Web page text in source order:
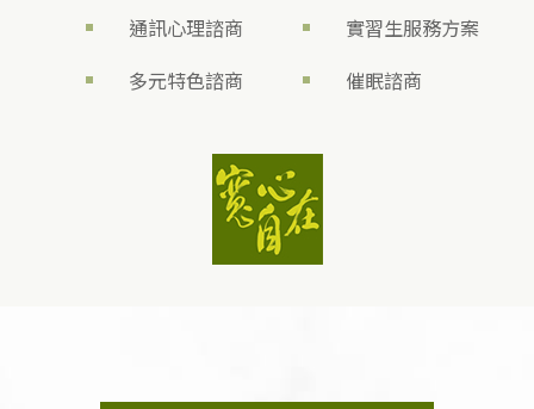
通訊心理諮商
實習生服務方案
多元特色諮商
催眠諮商